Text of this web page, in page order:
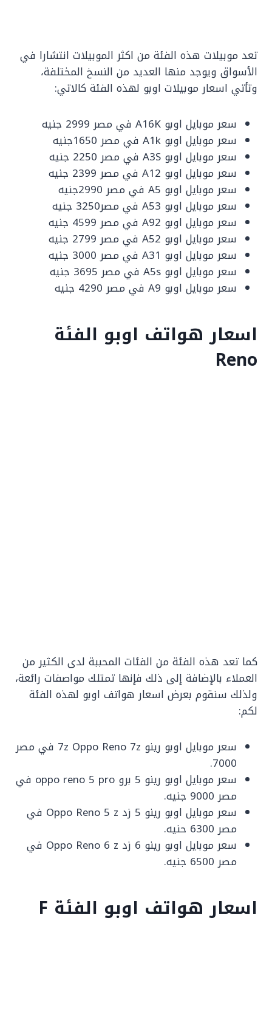
تعد موبيلات هذه الفئة من اكثر الموبيلات انتشارا في
الأسواق ويوجد منها العديد من النسخ المختلفة،
وتأتي اسعار موبيلات اوبو لهذه الفئة كالاتي:
سعر موبايل اوبو A16K في مصر 2999 جنيه
سعر موبايل اوبو A1k في مصر 1650جنيه
سعر موبايل اوبو A3S في مصر 2250 جنيه
سعر موبايل اوبو A12 في مصر 2399 جنيه
سعر موبايل اوبو A5 في مصر 2990جنيه
سعر موبايل اوبو A53 في مصر3250 جنيه
سعر موبايل اوبو A92 في مصر 4599 جنيه
سعر موبايل اوبو A52 في مصر 2799 جنيه
سعر موبايل اوبو A31 في مصر 3000 جنيه
سعر موبايل اوبو A5s في مصر 3695 جنيه
سعر موبايل اوبو A9 في مصر 4290 جنيه
اسعار هواتف اوبو الفئة
Reno
كما تعد هذه الفئة من الفئات المحببة لدى الكثير من
العملاء بالإضافة إلى ذلك فإنها تمتلك مواصفات رائعة،
ولذلك سنقوم بعرض اسعار هواتف اوبو لهذه الفئة
لكم:
سعر موبايل اوبو رينو 7z Oppo Reno 7z في مصر
7000.
سعر موبايل اوبو رينو 5 برو oppo reno 5 pro في
مصر 9000 جنيه.
سعر موبايل اوبو رينو 5 زد Oppo Reno 5 z في
مصر 6300 حنيه.
سعر موبايل اوبو رينو 6 زد Oppo Reno 6 z في
مصر 6500 جنيه.
اسعار هواتف اوبو الفئة F